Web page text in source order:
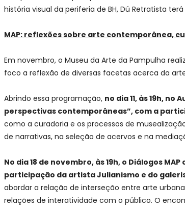
história visual da periferia de BH, Dú Retratista
MAP: reflexões sobre arte contemporânea,
Em novembro, o Museu da Arte da Pampulha
foco a reflexão de diversas facetas acerca da
Abrindo essa programação, no dia 11, às 19h,
perspectivas contemporâneas”, com a
como a curadoria e os processos de
de narrativas, na seleção de acervos e na
No dia 18 de novembro, às 19h, o Diálogos
participação da artista Julianismo e do
abordar a relação de interseção entre arte
relações de interatividade com o público. O